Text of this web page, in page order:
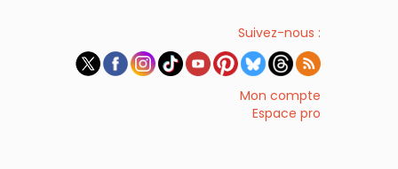
Suivez-nous :
Mon compte
Espace pro